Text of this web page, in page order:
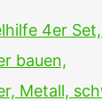
4er
bauen,
Metall,